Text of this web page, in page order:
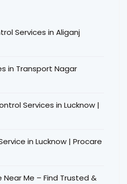
Services in Aliganj
in Transport Nagar
Services in Lucknow |
in Lucknow | Procare
Me – Find Trusted &